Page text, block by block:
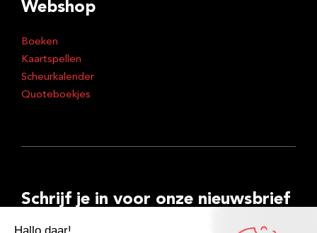
Webshop
Boeken
Kaartspellen
Scheurkalender
Quoteboekjes
Schrijf je in voor onze nieuwsbrief